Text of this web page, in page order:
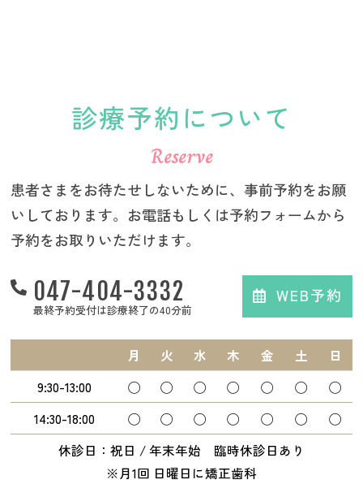
診療予約について
Reserve
患者さまをお待たせしないために、事前予約をお願
いしております。お電話もしくは予約フォームから
予約をお取りいただけます。
047-404-3332
最終予約受付は診療終了の40分前
WEB予約
月 火 水 木 金 土
日
9:30-13:00
◯ ◯ ◯ ◯ ◯ ◯
◯
14:30-18:00
◯ ◯ ◯ ◯ ◯ ◯
◯
休診日：祝日 / 年末年始 臨時休診日あり
※月1回 日曜日に矯正歯科